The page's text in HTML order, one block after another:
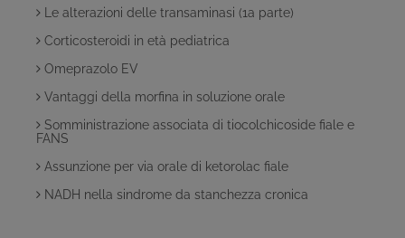
Le alterazioni delle transaminasi (1a parte)
Corticosteroidi in età pediatrica
Omeprazolo EV
Vantaggi della morfina in soluzione orale
Somministrazione associata di tiocolchicoside fiale e
FANS
Assunzione per via orale di ketorolac fiale
NADH nella sindrome da stanchezza cronica